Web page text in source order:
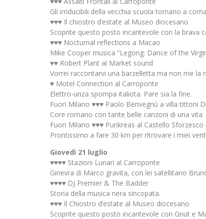
Gli irriducibili della vecchia scuola tornano a
♥♥♥ Il chiostro d’estate al Museo diocesano
Scoprite questo posto incantevole con la brava
♥♥♥ Nocturnal reflections a Macao
Mike Cooper musica “Legong: Dance of the
♥♥ Robert Plant al Market sound
Vorrei raccontarvi una barzelletta ma non me la
♥ Motel Connection al Carroponte
Elettro-unza spompa italiota. Pare sia la fine.
Fuori Milano ♥♥♥ Paolo Benvegnù a villa tittoni
Core romano con tante belle canzoni di una vita
Fuori Milano ♥♥♥ Punkreas al Castello Sforzesco
Prontissimo a fare 30 km per ritrovare i miei
Giovedì 21 luglio
♥♥♥♥ Stazioni Lunari al Carroponte
Ginevra di Marco gravita, con lei satellitano
♥♥♥♥ DJ Premier & The Badder
Storia della musica nera sincopata.
♥♥♥ Il Chiostro d’estate al Museo diocesano
Scoprite questo posto incantevole con Gnut e